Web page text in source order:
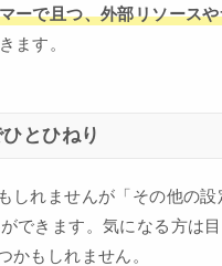
ーで且つ、外部リソース
ます。
とひねり
しれませんが「その他の設
できます。気になる方は
かもしれません。